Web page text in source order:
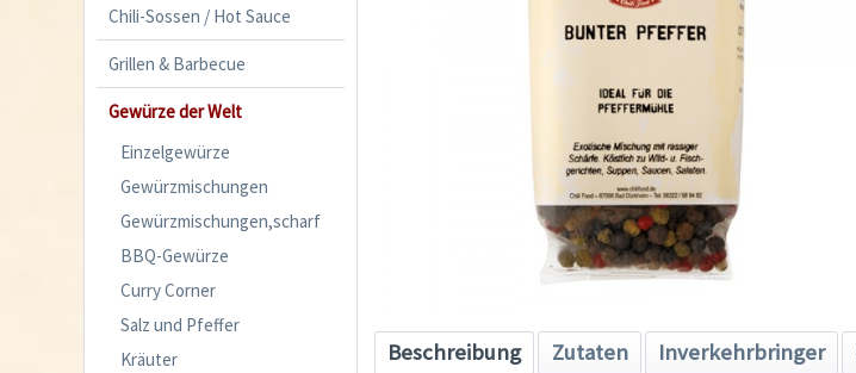
Chili-Sossen / Hot Sauce
Grillen & Barbecue
Gewürze der Welt
Einzelgewürze
Gewürzmischungen
Gewürzmischungen,scharf
BBQ-Gewürze
Curry Corner
Salz und Pfeffer
Kräuter
Beschreibung Zutaten Inverkehrbringer